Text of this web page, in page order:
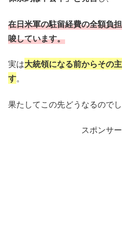
在日米軍の駐留経費の全額負
唆しています。
実は大統領になる前からその
す。
果たしてこの先どうなるので
スポンサ